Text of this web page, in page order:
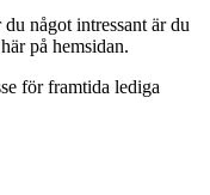
något intressant är du
på hemsidan.
för framtida lediga